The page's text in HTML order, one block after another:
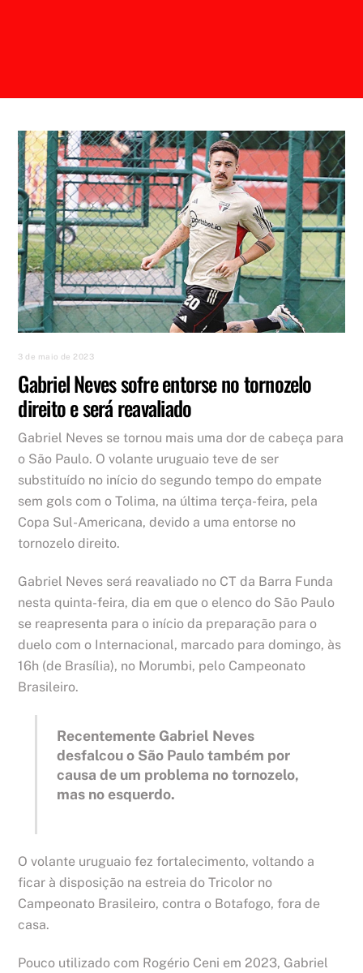
3 de maio de 2023
Gabriel Neves sofre entorse no tornozelo
direito e será reavaliado
Gabriel Neves se tornou mais uma dor de cabeça para
o São Paulo. O volante uruguaio teve de ser
substituído no início do segundo tempo do empate
sem gols com o Tolima, na última terça-feira, pela
Copa Sul-Americana, devido a uma entorse no
tornozelo direito.
Gabriel Neves será reavaliado no CT da Barra Funda
nesta quinta-feira, dia em que o elenco do São Paulo
se reapresenta para o início da preparação para o
duelo com o Internacional, marcado para domingo, às
16h (de Brasília), no Morumbi, pelo Campeonato
Brasileiro.
Recentemente Gabriel Neves
desfalcou o São Paulo também por
causa de um problema no tornozelo,
mas no esquerdo.
O volante uruguaio fez fortalecimento, voltando a
ficar à disposição na estreia do Tricolor no
Campeonato Brasileiro, contra o Botafogo, fora de
casa.
Pouco utilizado com Rogério Ceni em 2023, Gabriel